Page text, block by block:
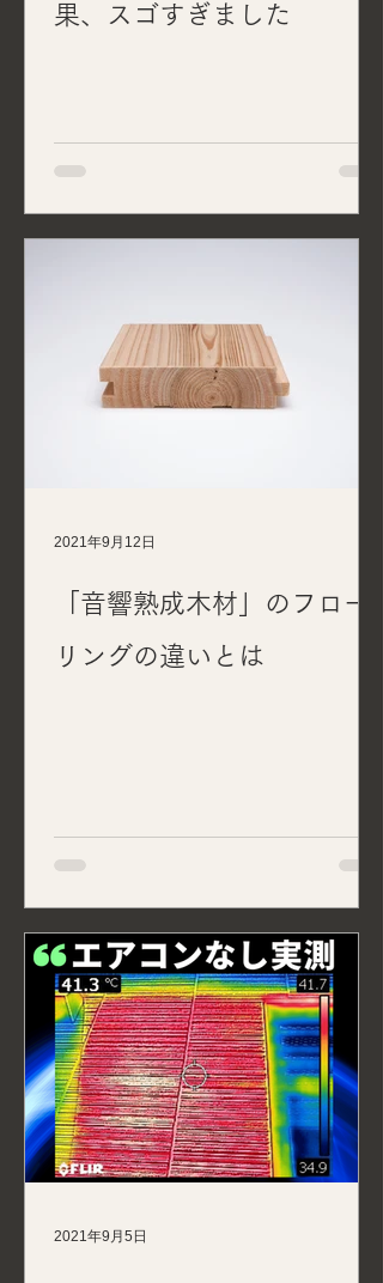
果、スゴすぎました
「音響熟成木材」のフロー
リングの違いとは
2021年9月12日
2021年9月5日